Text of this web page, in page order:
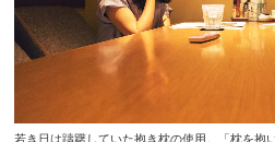
若き日は躊躇していた抱き枕の使用。「枕を抱